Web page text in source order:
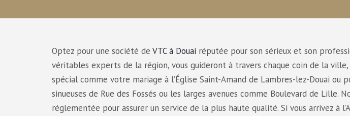
Optez pour une société de VTC à Douai réputée pour son sérieux et son
véritables experts de la région, vous guideront à travers chaque coin de la
spécial comme votre mariage à l’Église Saint-Amand de Lambres-lez-Douai ou
sinueuses de Rue des Fossés ou les larges avenues comme Boulevard de Lille.
réglementée pour assurer un service de la plus haute qualité. Si vous arrivez à